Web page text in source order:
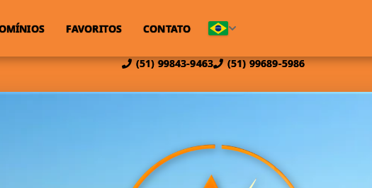
(51) 99843-9463 (51) 99689-5986
FAVORITOS CONTATO